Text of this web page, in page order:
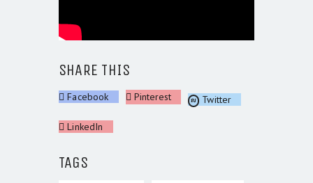
SHARE THIS
Facebook Pinterest Twitter
LinkedIn
TAGS